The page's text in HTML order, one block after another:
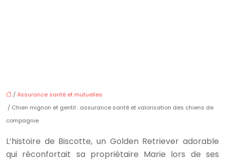
/Assurance santé et mutuelles
/ Chien mignon et gentil : assurance santé et valorisation des chiens de
compagnie
L’histoire de Biscotte, un Golden Retriever adorable
qui réconfortait sa propriétaire Marie lors de ses